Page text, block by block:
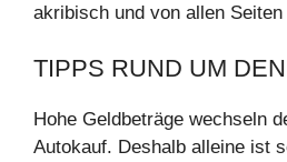
akribisch und von allen Seiten
TIPPS RUND UM
Hohe Geldbeträge wechseln
Autokauf. Deshalb alleine ist